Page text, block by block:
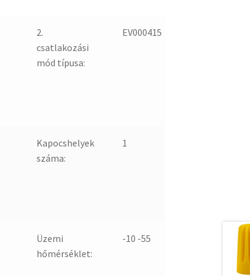
2.
csatlakozási
mód típusa:
EV000415
Kapocshelyek
száma:
1
Üzemi
hőmérséklet:
-10 -55